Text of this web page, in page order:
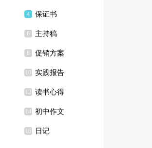
4 保证书
6 主持稿
8 促销方案
10 实践报告
12 读书心得
14 初中作文
16 日记